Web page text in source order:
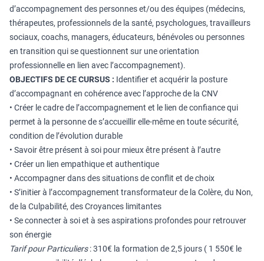
d’accompagnement des personnes et/ou des équipes (médecins,
thérapeutes, professionnels de la santé, psychologues, travailleurs
sociaux, coachs, managers, éducateurs, bénévoles ou personnes
en transition qui se questionnent sur une orientation
professionnelle en lien avec l’accompagnement).
OBJECTIFS DE CE CURSUS : Identifier et acquérir la posture
d’accompagnant en cohérence avec l’approche de la CNV
• Créer le cadre de l’accompagnement et le lien de confiance qui
permet à la personne de s’accueillir elle-même en toute sécurité,
condition de l’évolution durable
• Savoir être présent à soi pour mieux être présent à l’autre
• Créer un lien empathique et authentique
• Accompagner dans des situations de conflit et de choix
• S’initier à l’accompagnement transformateur de la Colère, du Non,
de la Culpabilité, des Croyances limitantes
• Se connecter à soi et à ses aspirations profondes pour retrouver
son énergie
Tarif pour Particuliers: 310€ la formation de 2,5 jours ( 1 550€ le